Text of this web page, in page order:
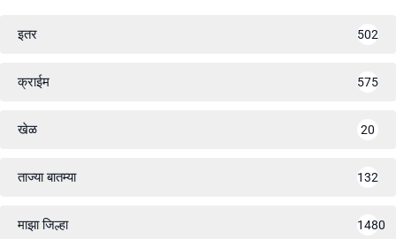
इतर 502
क्राईम 575
खेळ 20
ताज्या बातम्या 132
माझा जिल्हा 1480